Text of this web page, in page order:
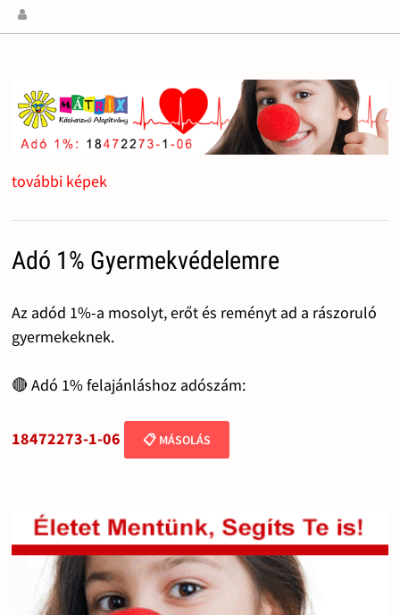
további képek
Adó 1% Gyermekvédelemre
Az adód 1%-a mosolyt, erőt és reményt ad a rászoruló
gyermekeknek.
🔴 Adó 1% felajánláshoz adószám:
18472273-1-06 📋 MÁSOLÁS